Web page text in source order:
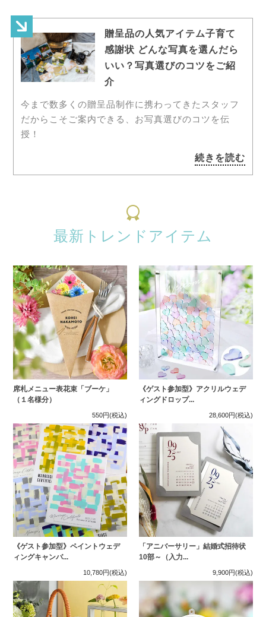
贈呈品の人気アイテム子育て
感謝状 どんな写真を選んだら
いい？写真選びのコツをご紹
介
今まで数多くの贈呈品制作に携わってきたスタッフ
だからこそご案内できる、お写真選びのコツを伝
授！
続きを読む
最新トレンドアイテム
席札メニュー表花束「ブーケ」
（１名様分）
550円(税込)
《ゲスト参加型》アクリルウェデ
ィングドロップ...
28,600円(税込)
《ゲスト参加型》ペイントウェデ
ィングキャンバ...
10,780円(税込)
「アニバーサリー」結婚式招待状
10部～（入力...
9,900円(税込)